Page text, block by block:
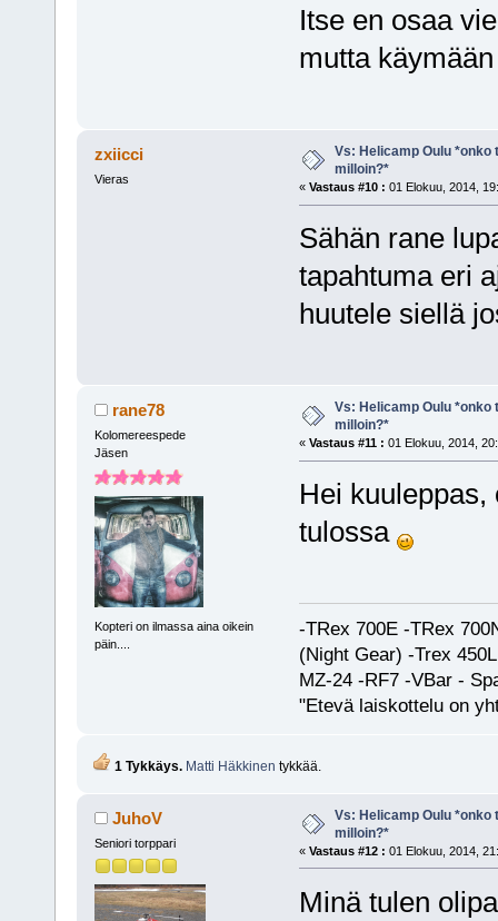
Itse en osaa
mutta
zxiicci
Vieras
Vs: Helicamp Oulu *onko
milloin?*
« Vastaus #10 : 01 Elokuu, 2014,
Sähän rane
tapahtuma eri
huutele siellä
rane78
Kolomereespede
Jäsen
Kopteri on ilmassa aina oikein
päin....
Vs: Helicamp Oulu *onko
milloin?*
« Vastaus #11 : 01 Elokuu, 2014,
Hei kuuleppas,
tulossa
-TRex 700E -TRex
(Night Gear) -Trex
MZ-24 -RF7 -VBar -
"Etevä laiskottelu on
1 Tykkäys. Matti Häkkinen tykkää.
JuhoV
Seniori torppari
Vs: Helicamp Oulu *onko
milloin?*
« Vastaus #12 : 01 Elokuu, 2014,
Minä tulen